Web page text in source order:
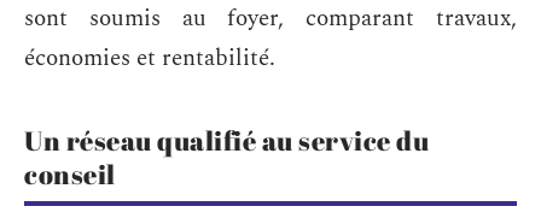
sont soumis au foyer, comparant travaux,
économies et rentabilité.
Un réseau qualifié au service du
conseil